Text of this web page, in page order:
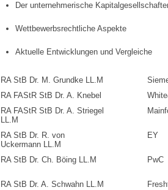
Der unternehmerische
Wettbewerbsrechtliche Aspekte
Aktuelle Entwicklungen und Vergleiche
RA StB Dr. M. Grundke LL.M
RA FAStR StB Dr. A. Knebel
RA FAStR StB Dr. A. Striegel
LL.M
RA StB Dr. R. von
Uckermann LL.M
EY
RA StB Dr. Ch. Böing LL.M PwC
RA StB Dr. A. Schwahn LL.M